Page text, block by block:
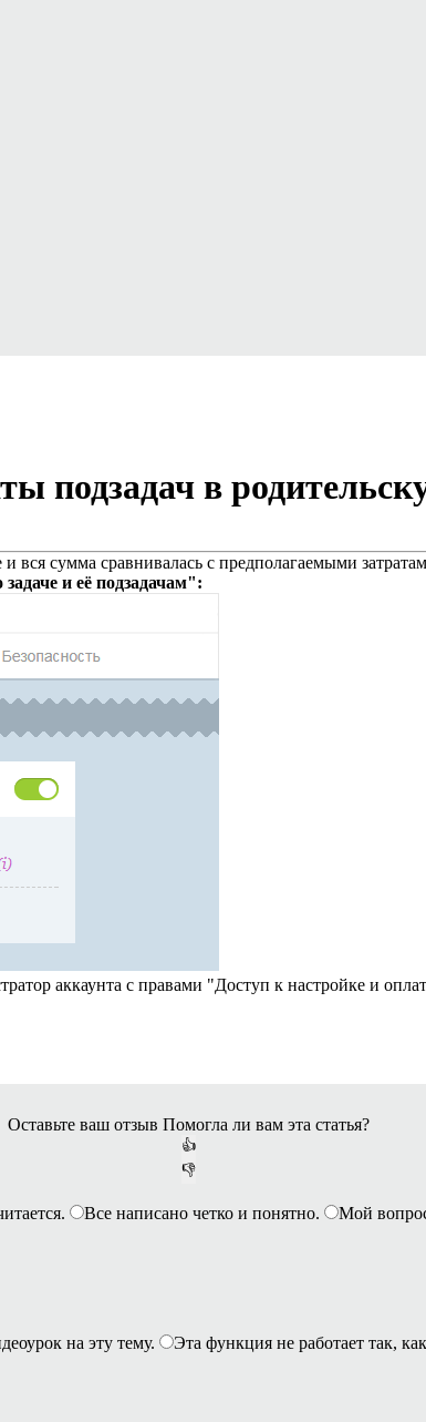
подзадач в
вся сумма сравнивалась с предполагаемыми
и её подзадачам":
аккаунта с правами "Доступ к настройке и
Оставьте ваш отзыв Помогла ли вам эта статья?
👍
👎
Все написано четко и понятно. Мой
на эту тему. Эта функция не работает так,